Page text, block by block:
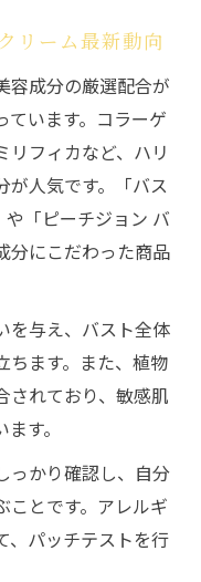
の選び方と活用
販でも効果が期
ップクリームの
の効果的な使い
クリーム比較ポ
慣で美胸を手に
で叶える美胸維
リームのコツと
リーム最新動向
容成分の厳選配合が
ています。コラーゲ
リフィカなど、ハリ
が人気です。「バス
「ピーチジョン バ
分にこだわった商品
を与え、バスト全体
ちます。また、植物
されており、敏感肌
す。
っかり確認し、自分
ことです。アレルギ
、パッチテストを行